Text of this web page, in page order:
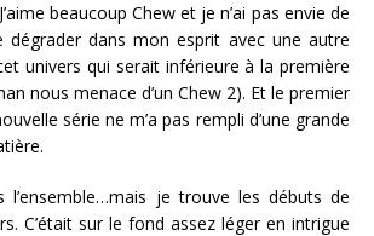
beaucoup Chew et je n’ai pas envie de
dégrader dans mon esprit avec une autre
univers qui serait inférieure à la première
nous menace d’un Chew 2). Et le premier
série ne m’a pas rempli d’une grande
l’ensemble…mais je trouve les débuts de
C’était sur le fond assez léger en intrigue